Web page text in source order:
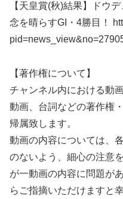
【天皇賞(秋)結果】ドウ
念を晴らすGI・4勝目！
【著作権について】
チャンネル内における動
動画、台詞などの著作権
帰属致します。
動画の内容については、
のないよう、細心の注意
が一動画の内容に問題が
らご指摘いただけますと